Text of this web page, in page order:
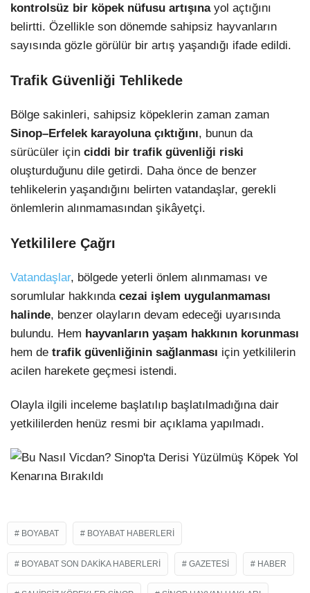
kontrolsüz bir köpek nüfusu artışınayol açtığını
belirtti. Özellikle son dönemde sahipsiz hayvanların
sayısında gözle görülür bir artış yaşandığı ifade edildi.
Trafik Güvenliği Tehlikede
Bölge sakinleri, sahipsiz köpeklerin zaman zaman
Sinop–Erfelek karayoluna çıktığını, bunun da
sürücüler için ciddi bir trafik güvenliği riski
oluşturduğunu dile getirdi. Daha önce de benzer
tehlikelerin yaşandığını belirten vatandaşlar, gerekli
önlemlerin alınmamasından şikâyetçi.
Yetkililere Çağrı
Vatandaşlar, bölgede yeterli önlem alınmaması ve
sorumlular hakkında cezai işlem uygulanmaması
halinde, benzer olayların devam edeceği uyarısında
bulundu. Hem hayvanların yaşam hakkının korunması
hem de trafik güvenliğinin sağlanması için yetkililerin
acilen harekete geçmesi istendi.
Olayla ilgili inceleme başlatılıp başlatılmadığına dair
yetkililerden henüz resmi bir açıklama yapılmadı.
BOYABAT BOYABAT HABERLERI
BOYABAT SON DAKIKA HABERLERI GAZETESI HABER